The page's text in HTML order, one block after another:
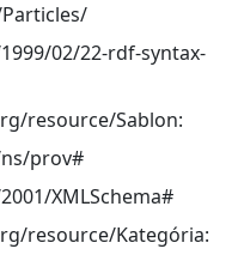
02/22-rdf-syntax-
resource/Sablon:
prov#
XMLSchema#
resource/Kategória: